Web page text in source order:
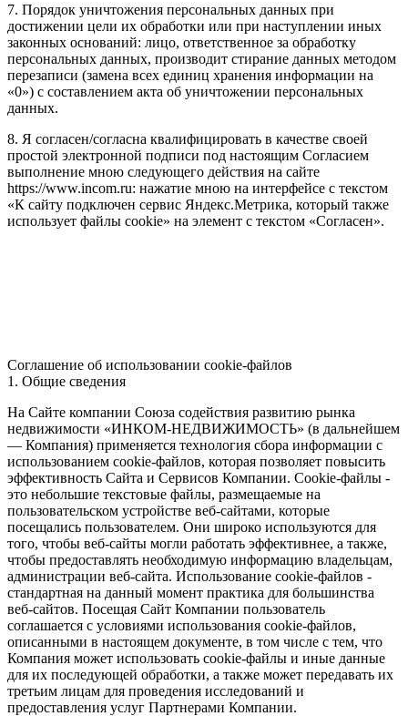
7. Порядок уничтожения персональных данных при
достижении цели их обработки или при наступлении иных
законных оснований: лицо, ответственное за обработку
персональных данных, производит стирание данных методом
перезаписи (замена всех единиц хранения информации на
«0») с составлением акта об уничтожении персональных
данных.
8. Я согласен/согласна квалифицировать в качестве своей
простой электронной подписи под настоящим Согласием
выполнение мною следующего действия на сайте
https://www.incom.ru: нажатие мною на интерфейсе с текстом
«К сайту подключен сервис Яндекс.Метрика, который также
использует файлы cookie» на элемент с текстом «Согласен».
Соглашение об использовании cookie-файлов
1. Общие сведения
На Сайте компании Союза содействия развитию рынка
недвижимости «ИНКОМ-НЕДВИЖИМОСТЬ» (в дальнейшем
— Компания) применяется технология сбора информации с
использованием cookie-файлов, которая позволяет повысить
эффективность Сайта и Сервисов Компании. Сookie-файлы -
это небольшие текстовые файлы, размещаемые на
пользовательском устройстве веб-сайтами, которые
посещались пользователем. Они широко используются для
того, чтобы веб-сайты могли работать эффективнее, а также,
чтобы предоставлять необходимую информацию владельцам,
администрации веб-сайта. Использование cookie-файлов -
стандартная на данный момент практика для большинства
веб-сайтов. Посещая Сайт Компании пользователь
соглашается с условиями использования cookie-файлов,
описанными в настоящем документе, в том числе с тем, что
Компания может использовать cookie-файлы и иные данные
для их последующей обработки, а также может передавать их
третьим лицам для проведения исследований и
предоставления услуг Партнерами Компании.